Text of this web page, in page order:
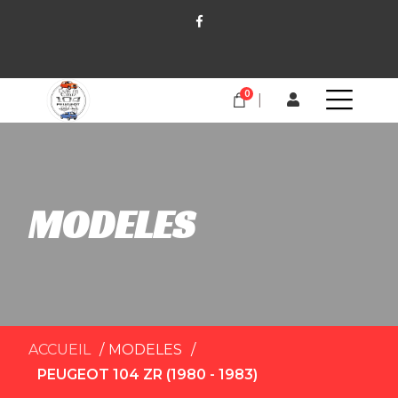
0
MODELES
ACCUEIL
MODELES
PEUGEOT 104 ZR (1980 - 1983)